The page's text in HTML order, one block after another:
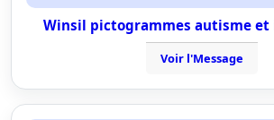
Winsil pictogrammes autisme
Voir l'Message